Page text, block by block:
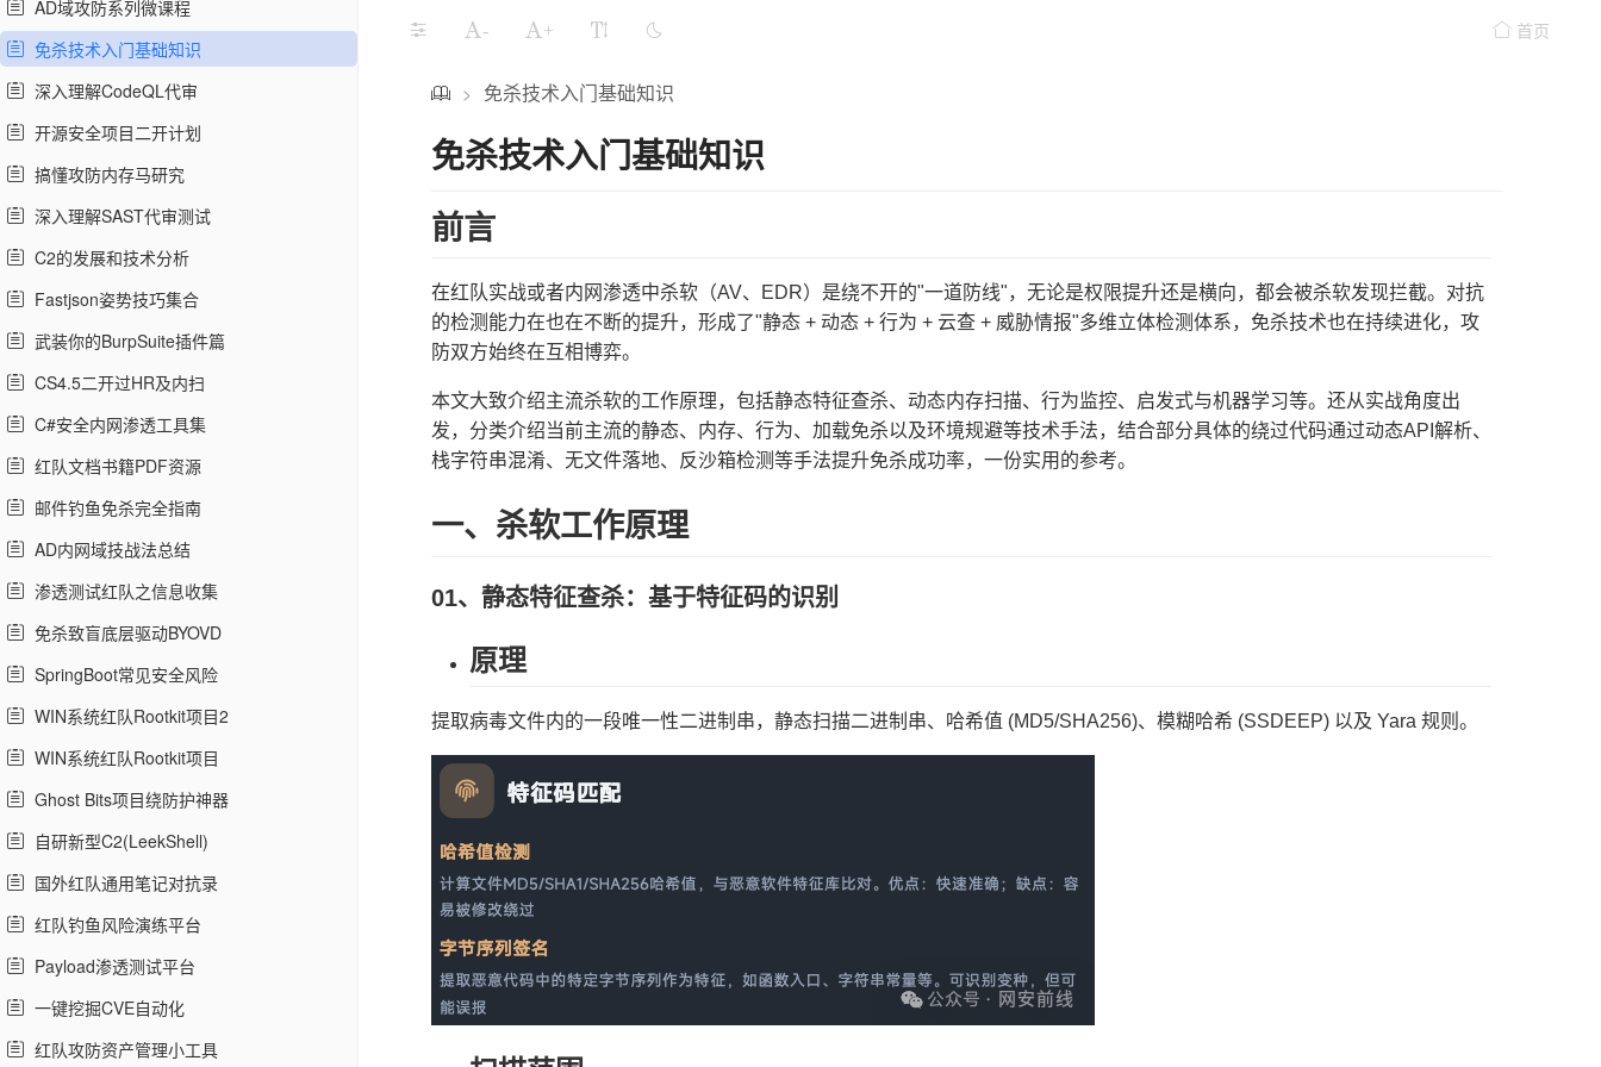
AD域攻防系列微课程
免杀技术入门基础知识
深入理解CodeQL代审
开源安全项目二开计划
搞懂攻防内存马研究
深入理解SAST代审测试
C2的发展和技术分析
Fastjson姿势技巧集合
武装你的BurpSuite插件篇
CS4.5二开过HR及内扫
C#安全内网渗透工具集
红队文档书籍PDF资源
邮件钓鱼免杀完全指南
AD内网域技战法总结
渗透测试红队之信息收集
免杀致盲底层驱动BYOVD
SpringBoot常见安全风险
WIN系统红队Rootkit项目2
WIN系统红队Rootkit项目
Ghost Bits项目绕防护神器
自研新型C2(LeekShell)
国外红队通用笔记对抗录
红队钓鱼风险演练平台
Payload渗透测试平台
一键挖掘CVE自动化
红队攻防资产管理小工具
- + 首页
> 免杀技术入门基础知识
免杀技术入门基础知识
前言
在红队实战或者内网渗透中杀软（AV、EDR）是绕不开的"一道防线"，无论是权限提升还是横向，都会被杀软发现拦截。对抗
的检测能力在也在不断的提升，形成了"静态 + 动态 + 行为 + 云查 + 威胁情报"多维立体检测体系，免杀技术也在持续进化，攻
防双方始终在互相博弈。
本文大致介绍主流杀软的工作原理，包括静态特征查杀、动态内存扫描、行为监控、启发式与机器学习等。还从实战角度出
发，分类介绍当前主流的静态、内存、行为、加载免杀以及环境规避等技术手法，结合部分具体的绕过代码通过动态API解析、
栈字符串混淆、无文件落地、反沙箱检测等手法提升免杀成功率，一份实用的参考。
一、杀软工作原理
01、静态特征查杀：基于特征码的识别
原理
提取病毒文件内的一段唯一性二进制串，静态扫描二进制串、哈希值 (MD5/SHA256)、模糊哈希 (SSDEEP) 以及 Yara 规则。